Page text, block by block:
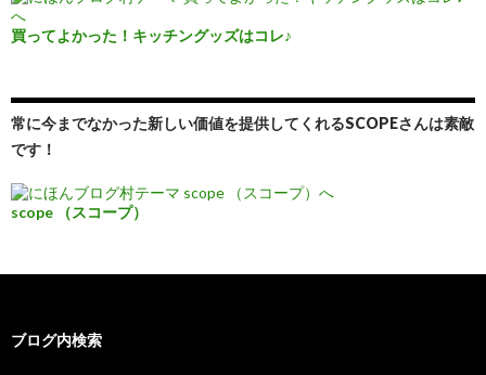
買ってよかった！キッチングッズはコレ♪
常に今までなかった新しい価値を提供してくれるSCOPEさんは素敵
です！
scope （スコープ）
ブログ内検索